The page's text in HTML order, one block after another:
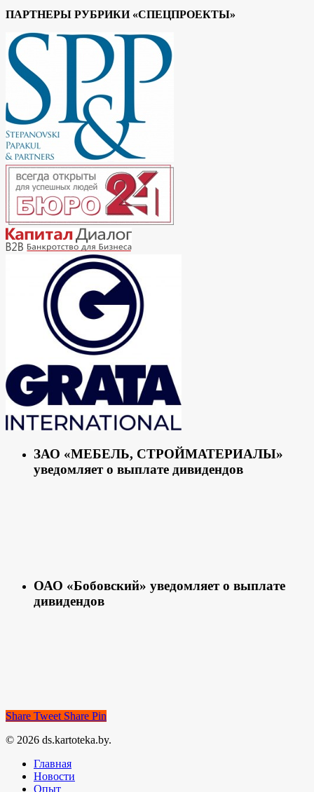
ПАРТНЕРЫ РУБРИКИ «СПЕЦПРОЕКТЫ»
ЗАО «МЕБЕЛЬ, СТРОЙМАТЕРИАЛЫ»
уведомляет о выплате дивидендов
ОАО «Бобовский» уведомляет о выплате
дивидендов
Share Tweet Share Pin
© 2026 ds.kartoteka.by.
Главная
Новости
Опыт